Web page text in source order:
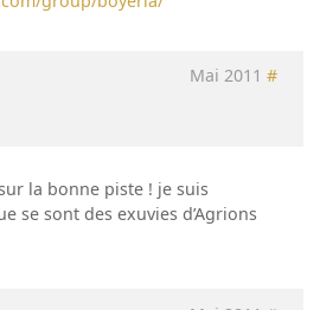
Mai 2011 #
la bonne piste ! je suis
se sont des exuvies d’Agrions